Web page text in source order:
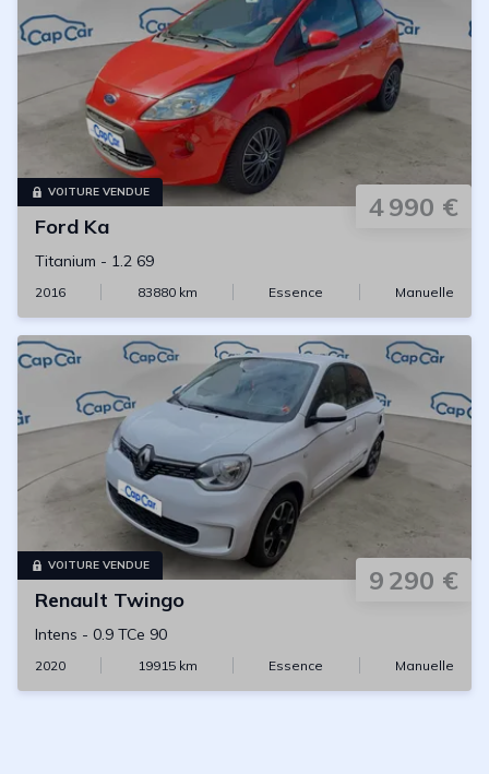
VOITURE VENDUE 4 990 €
Ford Ka
Titanium - 1.2 69
2016 83880km Essence Manuelle
VOITURE VENDUE 9 290 €
Renault Twingo
Intens - 0.9 TCe 90
2020 19915km Essence Manuelle